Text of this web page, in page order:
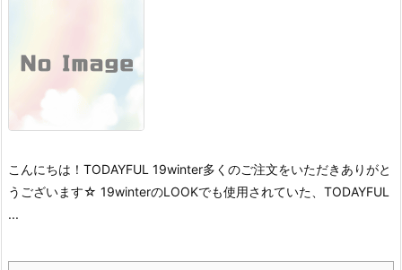
こんにちは！ TODAYFUL 19winter多くのご注文をいただきありがと
うございます☆ 19winterのLOOKでも使用されていた、 TODAYFUL
...